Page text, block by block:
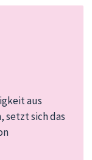
aus
setzt sich das